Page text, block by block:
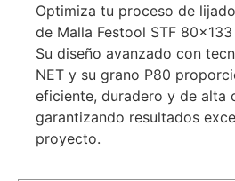
Optimiza tu proceso de
de Malla Festool STF
Su diseño avanzado con
NET y su grano P80
eficiente, duradero y de alta
garantizando resultados
proyecto.